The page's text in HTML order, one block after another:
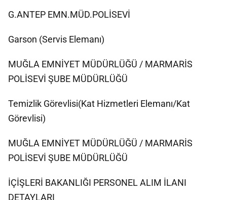
G.ANTEP EMN.MÜD.POLİSEVİ
Garson (Servis Elemanı)
MUĞLA EMNİYET MÜDÜRLÜĞÜ / MARMARİS
POLİSEVİ ŞUBE MÜDÜRLÜĞÜ
Temizlik Görevlisi(Kat Hizmetleri Elemanı/Kat
Görevlisi)
MUĞLA EMNİYET MÜDÜRLÜĞÜ / MARMARİS
POLİSEVİ ŞUBE MÜDÜRLÜĞÜ
İÇİŞLERİ BAKANLIĞI PERSONEL ALIM İLANI
DETAYLARI